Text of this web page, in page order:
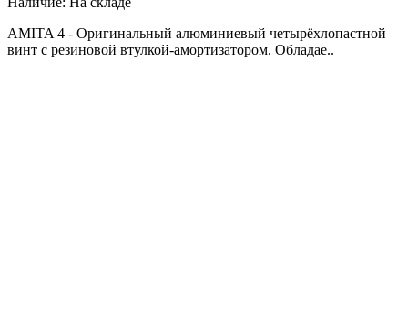
AMITA 4 - Оригинальный алюминиевый четырёхлопастной
винт с резиновой втулкой-амортизатором. Обладае..